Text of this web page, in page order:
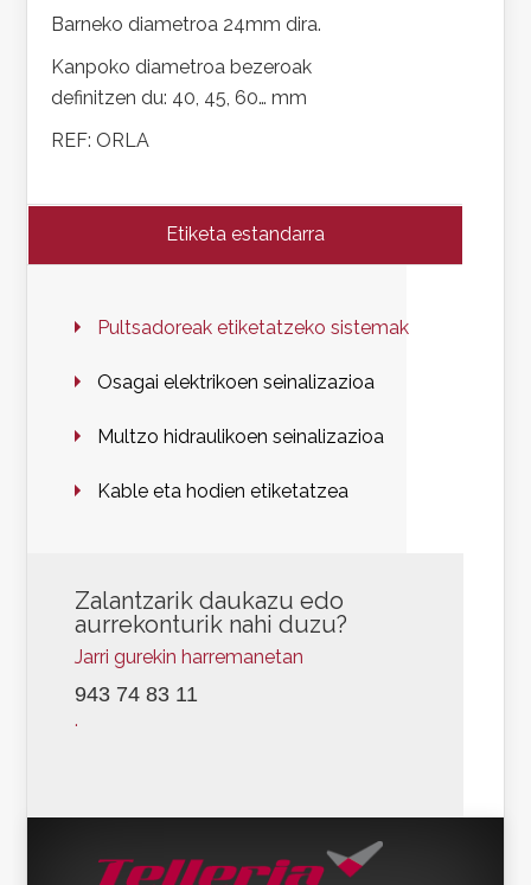
Barneko diametroa 24mm dira.
Kanpoko diametroa bezeroak
definitzen du: 40, 45, 60… mm
REF: ORLA
Etiketa estandarra
Pultsadoreak etiketatzeko sistemak
Osagai elektrikoen seinalizazioa
Multzo hidraulikoen seinalizazioa
Kable eta hodien etiketatzea
Zalantzarik daukazu edo
aurrekonturik nahi duzu?
Jarri gurekin harremanetan
943 74 83 11
.